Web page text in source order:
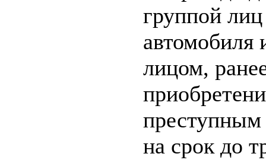
группой
автомобиля
лицом,
преступным
на срок до